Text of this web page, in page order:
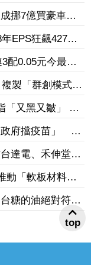
迎「解禁潮」關
攻漲停
挪7億買豪車精
弟背叛
EPS狂飆427
上看160億美元
配0.05元今最後
息」
製「群創模式」
指「又黑又皺」
政府擋疫苗」 林
謠列車
達電、禾伸堂、
、鈺創攻頂鎖不
動「軟板材料
展業布局激勵未
糖的油絕對符合
top